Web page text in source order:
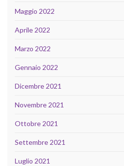
Maggio 2022
Aprile 2022
Marzo 2022
Gennaio 2022
Dicembre 2021
Novembre 2021
Ottobre 2021
Settembre 2021
Luglio 2021